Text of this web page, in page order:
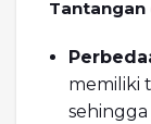
memiliki